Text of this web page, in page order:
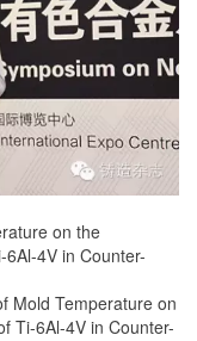
on the
4V in Counter-
Mold Temperature on
Ti-6Al-4V in Counter-